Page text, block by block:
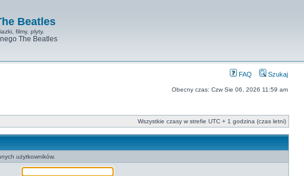
Beatles
filmy, plyty.
The Beatles
FAQ Szukaj
Obecny czas: Czw Sie 06, 2026 11:59 am
Wszystkie czasy w strefie UTC + 1 godzina (czas letni)
użytkowników.